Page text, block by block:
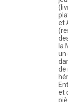
et
la
un
de
et